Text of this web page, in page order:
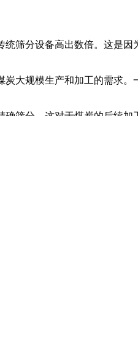
筛分设备高出数倍。这是
大规模生产和加工的需求
筛分。这对于煤炭的后续加